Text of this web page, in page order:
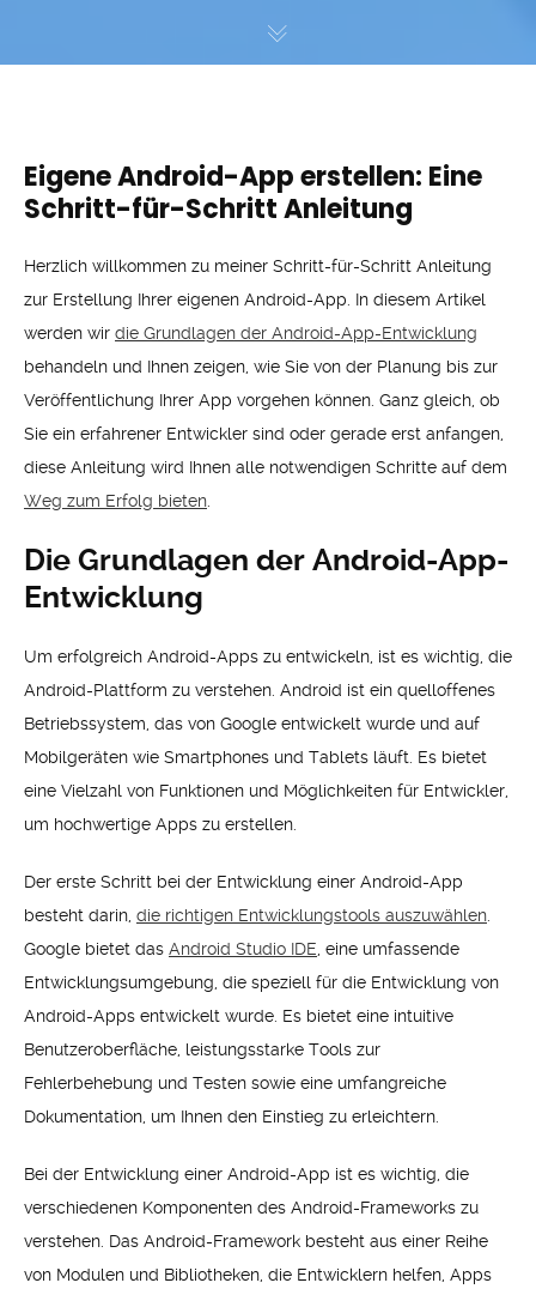
Eigene Android-App erstellen: Eine
Schritt-für-Schritt Anleitung
Herzlich willkommen zu meiner Schritt-für-Schritt Anleitung
zur Erstellung Ihrer eigenen Android-App. In diesem Artikel
werden wir die Grundlagen der Android-App-Entwicklung
behandeln und Ihnen zeigen, wie Sie von der Planung bis zur
Veröffentlichung Ihrer App vorgehen können. Ganz gleich, ob
Sie ein erfahrener Entwickler sind oder gerade erst anfangen,
diese Anleitung wird Ihnen alle notwendigen Schritte auf dem
Weg zum Erfolg bieten
Die Grundlagen der Android-App-
Entwicklung
Um erfolgreich Android-Apps zu entwickeln, ist es wichtig, die
Android-Plattform zu verstehen. Android ist ein quelloffenes
Betriebssystem, das von Google entwickelt wurde und auf
Mobilgeräten wie Smartphones und Tablets läuft. Es bietet
eine Vielzahl von Funktionen und Möglichkeiten für Entwickler,
um hochwertige Apps zu erstellen.
Der erste Schritt bei der Entwicklung einer Android-App
besteht darin, die richtigen Entwicklungstools auszuwählen
Google bietet das Android Studio IDE , eine umfassende
Entwicklungsumgebung, die speziell für die Entwicklung von
Android-Apps entwickelt wurde. Es bietet eine intuitive
Benutzeroberfläche, leistungsstarke Tools zur
Fehlerbehebung und Testen sowie eine umfangreiche
Dokumentation, um Ihnen den Einstieg zu erleichtern.
Bei der Entwicklung einer Android-App ist es wichtig, die
verschiedenen Komponenten des Android-Frameworks zu
verstehen. Das Android-Framework besteht aus einer Reihe
von Modulen und Bibliotheken, die Entwicklern helfen, Apps